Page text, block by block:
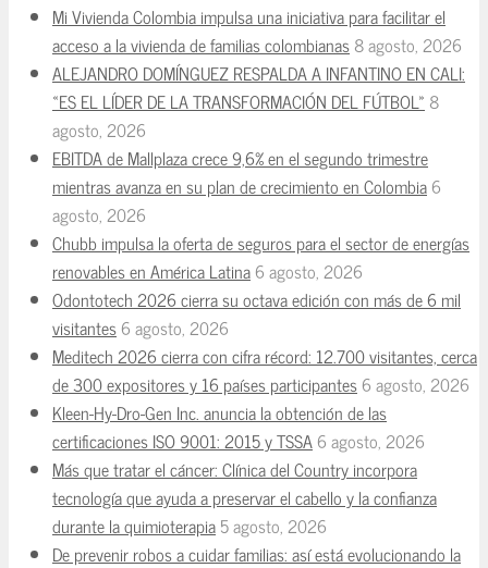
Mi Vivienda Colombia impulsa una iniciativa para facilitar el
acceso a la vivienda de familias colombianas8 agosto, 2026
ALEJANDRO DOMÍNGUEZ RESPALDA A INFANTINO EN CALI:
«ES EL LÍDER DE LA TRANSFORMACIÓN DEL FÚTBOL» 8
agosto, 2026
EBITDA de Mallplaza crece 9,6% en el segundo trimestre
mientras avanza en su plan de crecimiento en Colombia6
agosto, 2026
Chubb impulsa la oferta de seguros para el sector de energías
renovables en América Latina6 agosto, 2026
Odontotech 2026 cierra su octava edición con más de 6 mil
visitantes6 agosto, 2026
Meditech 2026 cierra con cifra récord: 12.700 visitantes, cerca
de 300 expositores y 16 países participantes6 agosto, 2026
Kleen-Hy-Dro-Gen Inc. anuncia la obtención de las
certificaciones ISO 9001: 2015 y TSSA6 agosto, 2026
Más que tratar el cáncer: Clínica del Country incorpora
tecnología que ayuda a preservar el cabello y la confianza
durante la quimioterapia5 agosto, 2026
De prevenir robos a cuidar familias: así está evolucionando la